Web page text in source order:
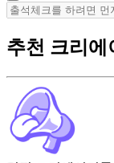
추천 크리에